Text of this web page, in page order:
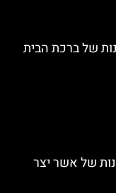
של ברכת הבית
של אשר יצר